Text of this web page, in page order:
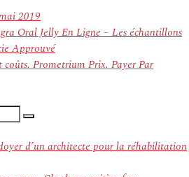
2019
Oral Jelly En Ligne – Les échantillons
Approuvé
coûts. Prometrium Prix. Payer Par
Recherche
d’un architecte pour la réhabilitation